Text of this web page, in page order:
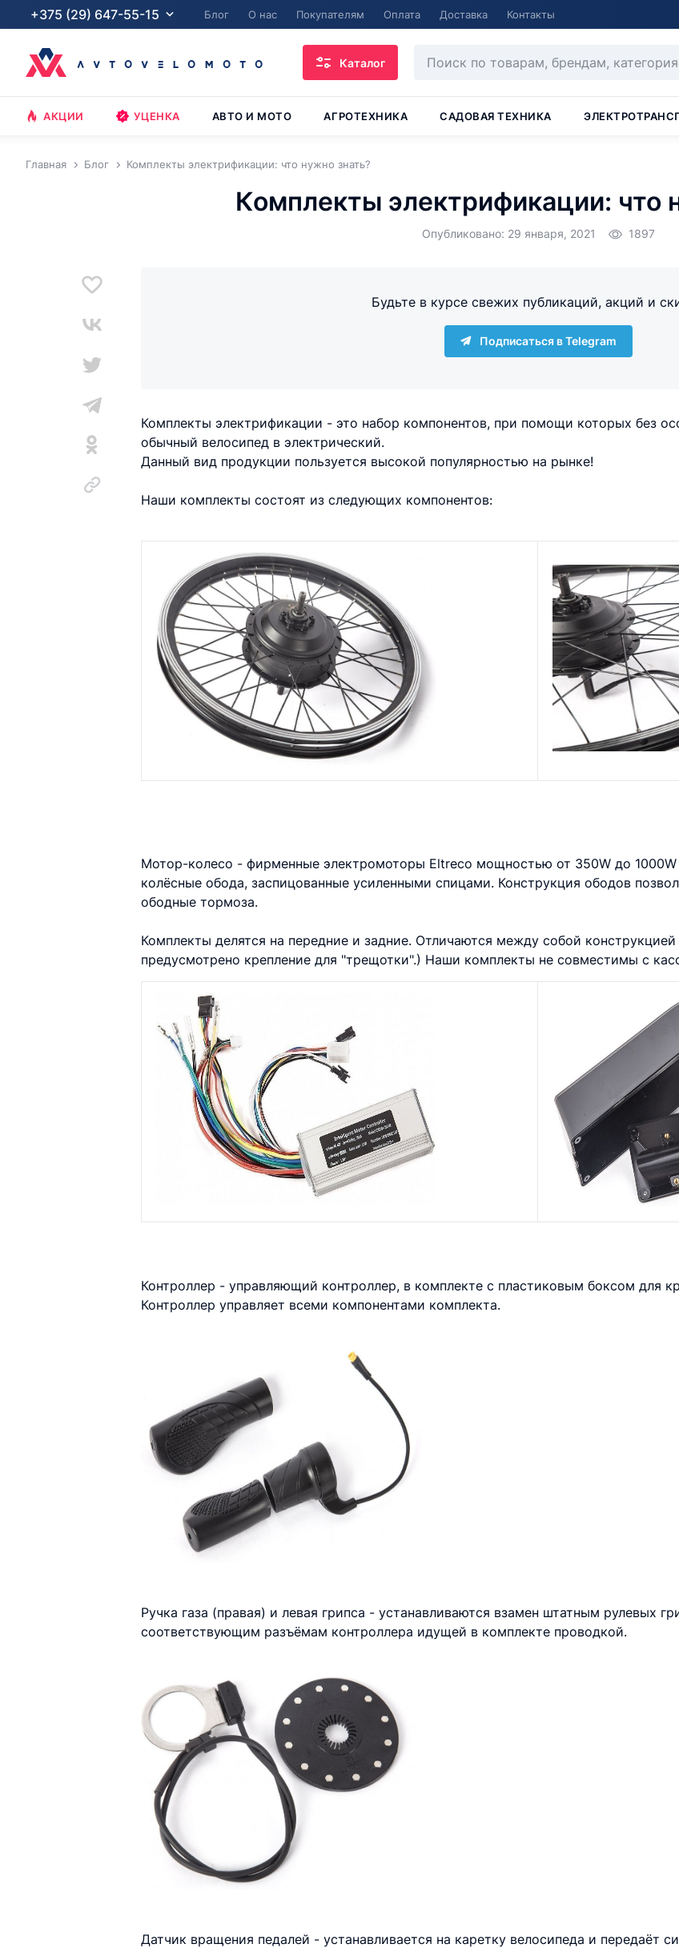
+375 (29) 647-55-15 Блог О нас Покупателям Оплата Доставка Контакты
Каталог
АКЦИИ УЦЕНКА АВТО И МОТО АГРОТЕХНИКА САДОВАЯ ТЕХНИКА
Главная Блог Комплекты электрификации: что нужно знать?
Комплекты электрификации: что
Опубликовано: 29 января, 2021 1897
Будьте в курсе свежих публикаций, акций и
Подписаться в Telegram
Комплекты электрификации - это набор компонентов, при помощи которых без
обычный велосипед в электрический.
Данный вид продукции пользуется высокой популярностью на рынке!
Наши комплекты состоят из следующих компонентов:
Мотор-колесо - фирменные электромоторы Eltreco мощностью от 350W до
колёсные обода, заспицованные усиленными спицами. Конструкция ободов
ободные тормоза.
Комплекты делятся на передние и задние. Отличаются между собой
предусмотрено крепление для "трещотки".) Наши комплекты не совместимы с
Контроллер - управляющий контроллер, в комплекте с пластиковым боксом для
Контроллер управляет всеми компонентами комплекта.
Ручка газа (правая) и левая грипса - устанавливаются взамен штатным рулевых
соответствующим разъёмам контроллера идущей в комплекте проводкой.
Датчик вращения педалей - устанавливается на каретку велосипеда и передаёт